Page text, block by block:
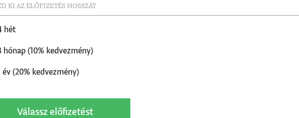
KI AZ ELŐFIZETÉS HOSSZÁT
hét
hónap (10% kedvezmény)
év (20% kedvezmény)
Válassz előfizetést